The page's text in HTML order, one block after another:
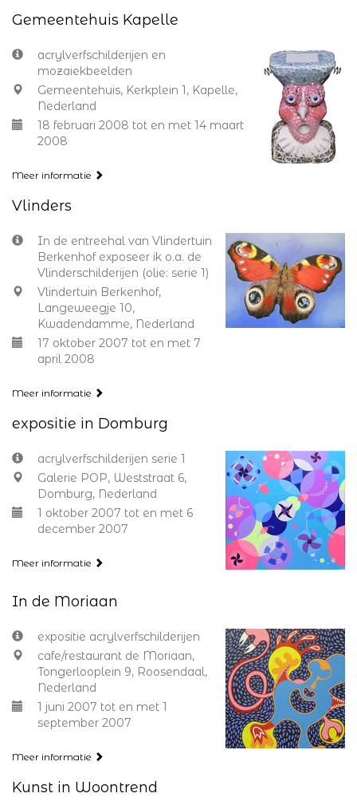
Gemeentehuis Kapelle
acrylverfschilderijen en
mozaiekbeelden
Gemeentehuis, Kerkplein 1, Kapelle,
Nederland
18 februari 2008 tot en met 14 maart
2008
Meer informatie
Vlinders
In de entreehal van Vlindertuin
Berkenhof exposeer ik o.a. de
Vlinderschilderijen (olie: serie 1)
Vlindertuin Berkenhof,
Langeweegje 10,
Kwadendamme, Nederland
17 oktober 2007 tot en met 7
april 2008
Meer informatie
expositie in Domburg
acrylverfschilderijen serie 1
Galerie POP, Weststraat 6,
Domburg, Nederland
1 oktober 2007 tot en met 6
december 2007
Meer informatie
In de Moriaan
expositie acrylverfschilderijen
cafe/restaurant de Moriaan,
Tongerlooplein 9, Roosendaal,
Nederland
1 juni 2007 tot en met 1
september 2007
Meer informatie
Kunst in Woontrend